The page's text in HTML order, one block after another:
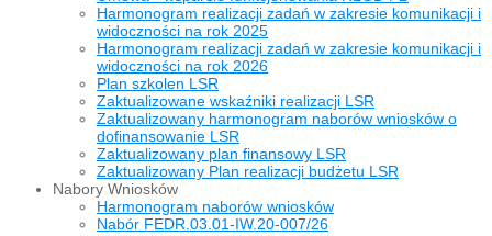
Harmonogram realizacji zadań w zakresie komunikacji i
widoczności na rok 2025
Harmonogram realizacji zadań w zakresie komunikacji i
widoczności na rok 2026
Plan szkolen LSR
Zaktualizowane wskaźniki realizacji LSR
Zaktualizowany harmonogram naborów wniosków o
dofinansowanie LSR
Zaktualizowany plan finansowy LSR
Zaktualizowany Plan realizacji budżetu LSR
Nabory Wniosków
Harmonogram naborów wniosków
Nabór FEDR.03.01-IW.20-007/26